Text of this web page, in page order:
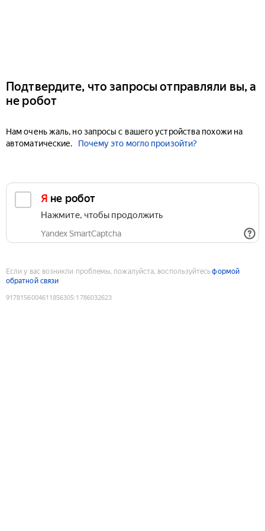
Подтвердите, что запросы отправляли вы, а
не робот
Нам очень жаль, но запросы с вашего устройства похожи на
автоматические.
Почему это могло произойти?
Я не робот
Нажмите, чтобы продолжить
Yandex SmartCaptcha
Если у вас возникли проблемы, пожалуйста, воспользуйтесьформой
обратной связи
9178156004611856305:1786032623